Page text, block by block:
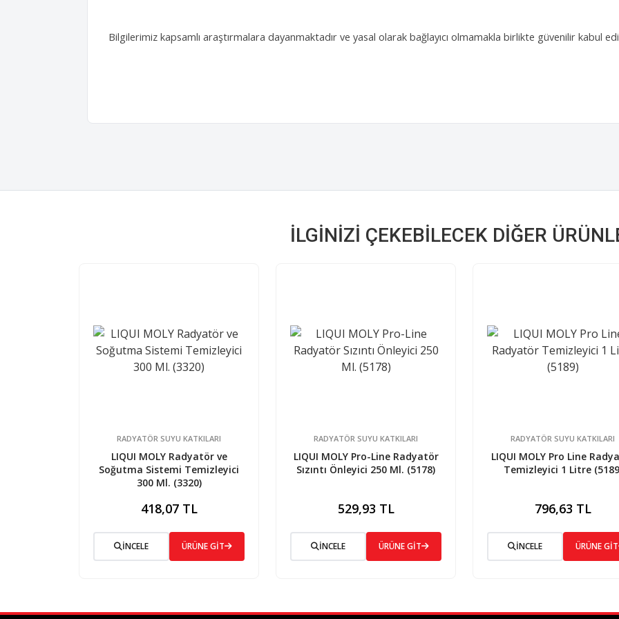
Bilgilerimiz kapsamlı araştırmalara dayanmaktadır ve yasal olarak bağlayıcı olmamakla birlikte güvenilir kabul
İLGINIZI ÇEKEBILECEK DIĞER
RADYATÖR SUYU KATKILARI
LIQUI MOLY Radyatör ve
Soğutma Sistemi Temizleyici
300 Ml. (3320)
418,07 TL
İNCELE ÜRÜNE GİT
RADYATÖR SUYU KATKILARI
LIQUI MOLY Pro-Line Radyatör
Sızıntı Önleyici 250 Ml. (5178)
529,93 TL
İNCELE ÜRÜNE GİT
RADYATÖR SUYU KATKILARI
LIQUI MOLY Pro Line
Temizleyici 1 Litre
796,63 TL
İNCELE ÜRÜNE GİT